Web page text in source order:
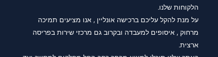
הלקוחות שלנו.
על מנת להקל עליכם ברכישה אונליין , אנו מציעים תמיכה
מרחוק , איסופים למעבדה ובקרוב גם מרכזי שירות בפריסה
ארצית.